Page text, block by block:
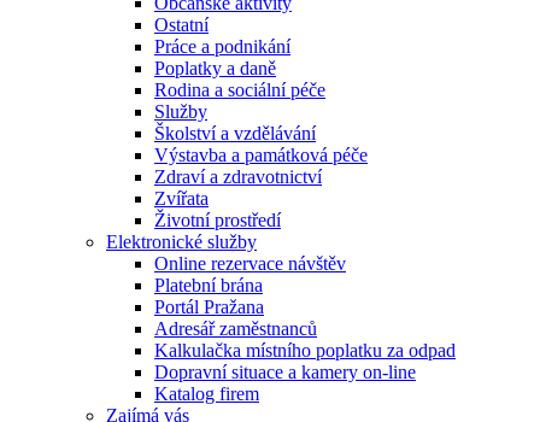
Ostatní
Práce a podnikání
Poplatky a daně
Rodina a sociální péče
Služby
Školství a vzdělávání
Výstavba a památková péče
Zdraví a zdravotnictví
Zvířata
Životní prostředí
Elektronické služby
Online rezervace návštěv
Platební brána
Portál Pražana
Adresář zaměstnanců
Kalkulačka místního poplatku za odpad
Dopravní situace a kamery on-line
Katalog firem
Zajímá vás